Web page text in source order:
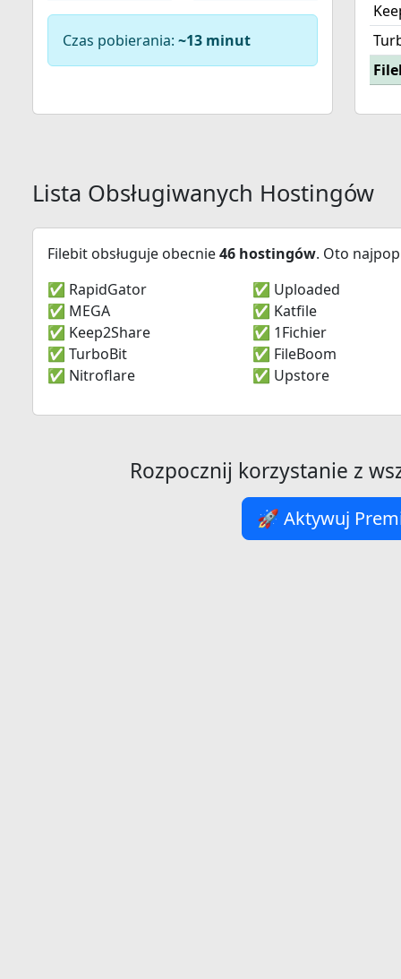
Czas pobierania: ~13 minut
Lista Obsługiwanych Hostingów
Filebit obsługuje obecnie46 hostingów. Oto
✅ RapidGator
✅ MEGA
✅ Keep2Share
✅ TurboBit
✅ Nitroflare
✅ Uploaded
✅ Katfile
✅ 1Fichier
✅ FileBoom
✅ Upstore
Rozpocznij korzystanie z
🚀 Aktywuj